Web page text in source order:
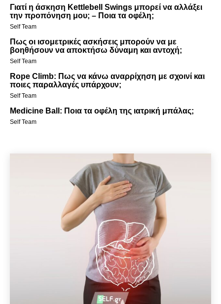
Γιατί η άσκηση Kettlebell Swings μπορεί να αλλάξει
την προπόνηση μου; – Ποια τα οφέλη;
Self Team
Πως οι ισομετρικές ασκήσεις μπορούν να με
βοηθήσουν να αποκτήσω δύναμη και αντοχή;
Self Team
Rope Climb: Πως να κάνω αναρρίχηση με σχοινί και
ποιες παραλλαγές υπάρχουν;
Self Team
Medicine Ball: Ποια τα οφέλη της ιατρική μπάλας;
Self Team